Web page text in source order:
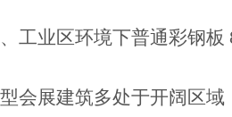
工业区环境下普通彩钢板
会展建筑多处于开阔区